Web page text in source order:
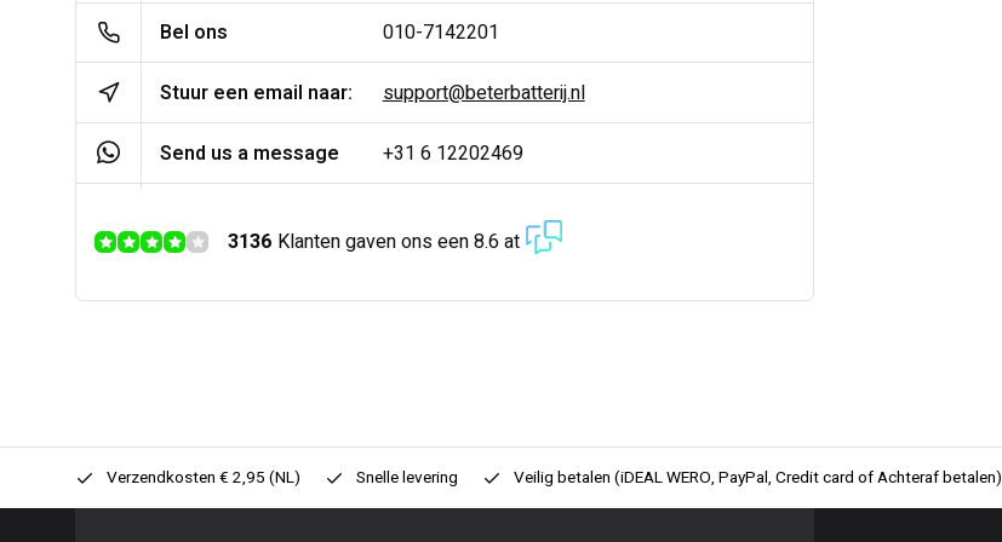
Bel ons 010-7142201
Stuur een email naar: support@beterbatterij.nl
Send us a message +31 6 12202469
3136 Klanten gaven ons een 8.6 at
Verzendkosten € 2,95 (NL) Snelle levering Veilig betalen (iDEAL WERO, PayPal, Credit card of Achteraf betalen)